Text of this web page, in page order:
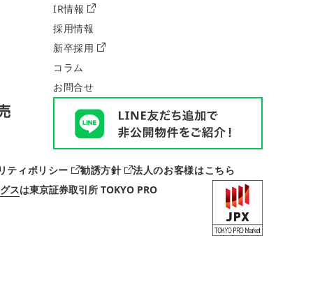
IR情報
採用情報
新卒採用
コラム
お問合せ
ティポリシー 勧誘方針
法人のお客様はこちら
スは東京証券取引所 TOKYO PRO